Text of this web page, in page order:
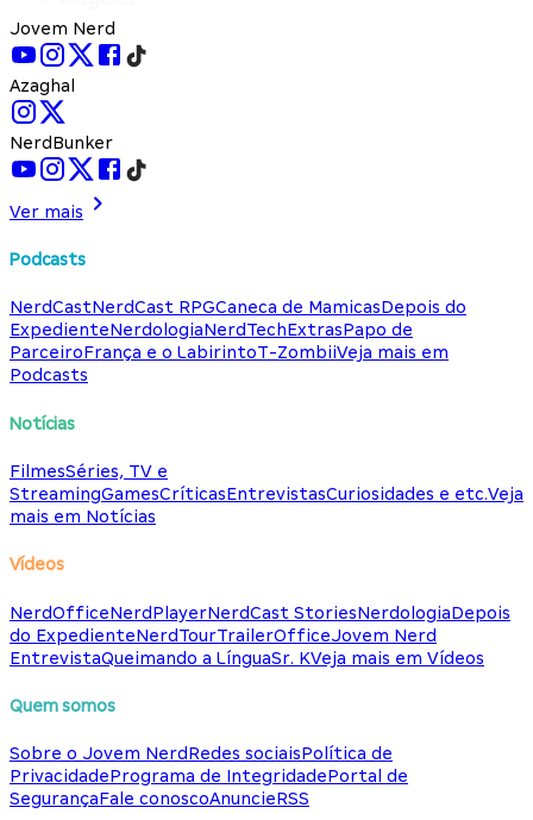
Jovem Nerd
Azaghal
NerdBunker
Ver mais
Podcasts
NerdCastNerdCast RPGCaneca de MamicasDepois do
ExpedienteNerdologiaNerdTechExtrasPapo de
ParceiroFrança e o LabirintoT-ZombiiVeja mais em
Podcasts
Notícias
FilmesSéries, TV e
StreamingGamesCríticasEntrevistasCuriosidades e etc.Veja
mais em Notícias
Vídeos
NerdOfficeNerdPlayerNerdCast StoriesNerdologiaDepois
do ExpedienteNerdTourTrailerOfficeJovem Nerd
EntrevistaQueimando a LínguaSr. KVeja mais em Vídeos
Quem somos
Sobre o Jovem NerdRedes sociaisPolítica de
PrivacidadePrograma de IntegridadePortal de
SegurançaFale conoscoAnuncieRSS